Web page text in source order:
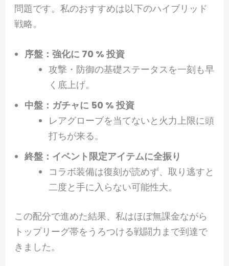
問題です。私のおすすめは以下のハイブリッド
戦略。
序盤：強化に 70 % 投資
攻撃・防御の基礎ステータスを一刻も早
く底上げ。
中盤：ガチャに 50 % 投資
レアグローブを当てないと火力上限に頭
打ちが来る。
終盤：イベント限定アイテムに全振り
コラボ装備は復刻が読めず、取り逃すと
二度と手に入らない可能性大。
この配分で進めた結果、私はほぼ無課金ながら
トップリーグ帯をうろつける戦闘力まで到達で
きました。